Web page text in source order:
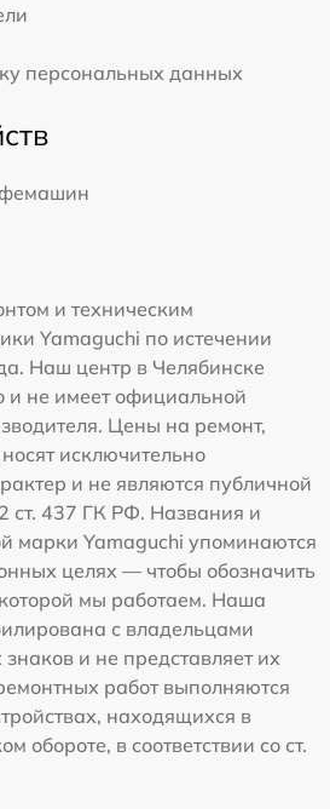
персональных данных
и техническим
Yamaguchi по истечении
Наш центр в Челябинске
и не имеет официальной
Цены на ремонт,
исключительно
и не являются публичной
ст. 437 ГК РФ. Названия и
марки Yamaguchi упоминаются
целях — чтобы обозначить
мы работаем. Наша
с владельцами
и не представляет их
работ выполняются
находящихся в
обороте, в соответствии со ст.